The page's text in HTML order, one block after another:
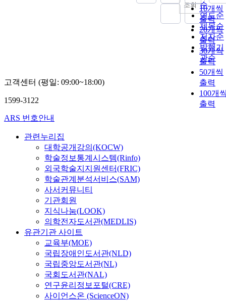
순
연도순
제목순
저자순
발행기
관순
10개씩
출력
20개씩
출력
30개씩
출력
50개씩
출력
100개
출력
조회
고객센터 (평일: 09:00~18:00)
1599-3122
ARS 번호안내
관련누리집
대학공개강의(KOCW)
학술정보통계시스템(Rinfo)
외국학술지지원센터(FRIC)
학술관계분석서비스(SAM)
사서커뮤니티
기관회원
지식나눔(LOOK)
의학전자도서관(MEDLIS)
유관기관 사이트
교육부(MOE)
국립장애인도서관(NLD)
국립중앙도서관(NL)
국회도서관(NAL)
연구윤리정보포털(CRE)
사이언스온 (ScienceON)